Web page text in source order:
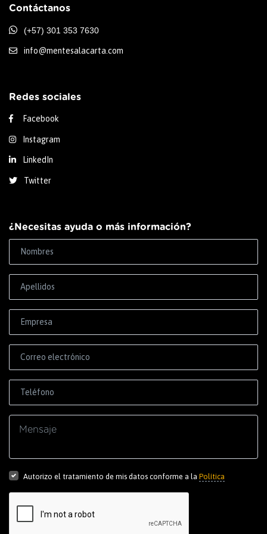
Contáctanos
(+57) 301 353 7630
info@mentesalacarta.com
Redes sociales
Facebook
Instagram
LinkedIn
Twitter
¿Necesitas ayuda o más información?
Autorizo el tratamiento de mis datos conforme a la Política